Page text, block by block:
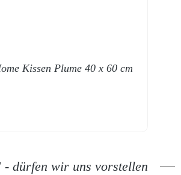
Kissen Plume 40 x 60 cm
- dürfen wir uns vorstellen